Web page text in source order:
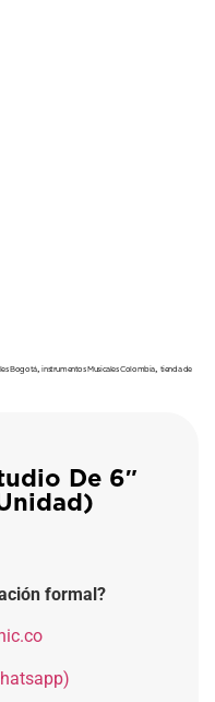
Bogotá,instrumentos Musicales Colombia
tienda de
De 6″
formal?